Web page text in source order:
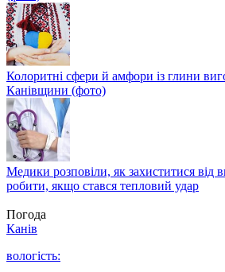
Колоритні сфери й амфори із глини
Канівщини (фото)
Медики розповіли, як захиститися від
робити, якщо стався тепловий удар
Погода
Канів
вологість: